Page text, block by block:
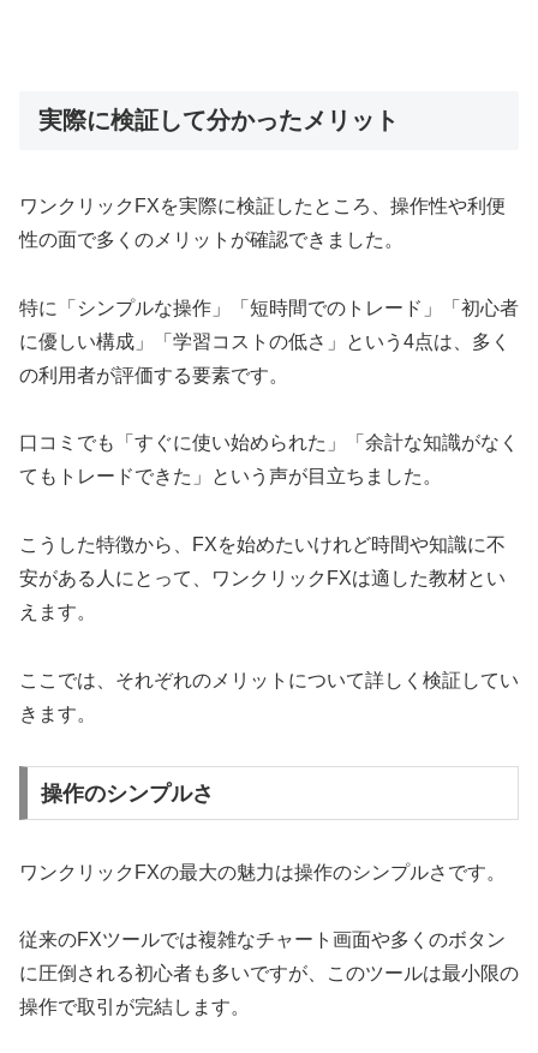
実際に検証して分かったメリット
ワンクリックFXを実際に検証したところ、操作性や利便
性の面で多くのメリットが確認できました。
特に「シンプルな操作」「短時間でのトレード」「初心者
に優しい構成」「学習コストの低さ」という4点は、多く
の利用者が評価する要素です。
口コミでも「すぐに使い始められた」「余計な知識がなく
てもトレードできた」という声が目立ちました。
こうした特徴から、FXを始めたいけれど時間や知識に不
安がある人にとって、ワンクリックFXは適した教材とい
えます。
ここでは、それぞれのメリットについて詳しく検証してい
きます。
操作のシンプルさ
ワンクリックFXの最大の魅力は操作のシンプルさです。
従来のFXツールでは複雑なチャート画面や多くのボタン
に圧倒される初心者も多いですが、このツールは最小限の
操作で取引が完結します。